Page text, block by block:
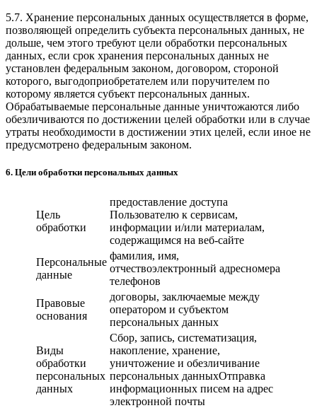
5.7. Хранение персональных данных осуществляется в форме,
позволяющей определить субъекта персональных данных, не
дольше, чем этого требуют цели обработки персональных
данных, если срок хранения персональных данных не
установлен федеральным законом, договором, стороной
которого, выгодоприобретателем или поручителем по
которому является субъект персональных данных.
Обрабатываемые персональные данные уничтожаются либо
обезличиваются по достижении целей обработки или в случае
утраты необходимости в достижении этих целей, если иное не
предусмотрено федеральным законом.
6. Цели обработки персональных данных
Цель
обработки
предоставление доступа
Пользователю к сервисам,
информации и/или материалам,
содержащимся на веб-сайте
Персональные
данные
фамилия, имя,
отчествоэлектронный адресномера
телефонов
Правовые
основания
договоры, заключаемые между
оператором и субъектом
персональных данных
Виды
обработки
персональных
данных
Сбор, запись, систематизация,
накопление, хранение,
уничтожение и обезличивание
персональных данныхОтправка
информационных писем на адрес
электронной почты